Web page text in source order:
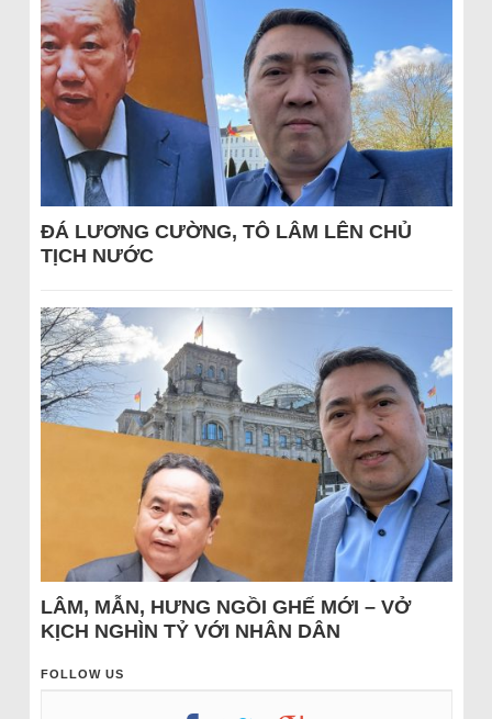
ĐÁ LƯƠNG CƯỜNG, TÔ LÂM LÊN CHỦ
TỊCH NƯỚC
LÂM, MẪN, HƯNG NGỒI GHẾ MỚI – VỞ
KỊCH NGHÌN TỶ VỚI NHÂN DÂN
FOLLOW US